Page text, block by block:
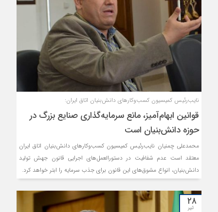
نایب‌رئیس کمیسیون کسب‌وکارهای دانش‌بنیان اتاق ایران:
قوانین ابهام‌آمیز، مانع سرمایه‌گذاری صنایع بزرگ در
حوزه دانش‌بنیان است
محمدعلی چمنیان نایب‌رئیس کمیسیون کسب‌وکارهای دانش‌بنیان اتاق ایران
معتقد است عدم شفافیت در دستورالعمل‌های اجرایی قانون جهش تولید
دانش‌بنیان، انواع مشوق‌های این قانون برای جذب سرمایه را ابتر خواهد کرد.
۲۸
تیر